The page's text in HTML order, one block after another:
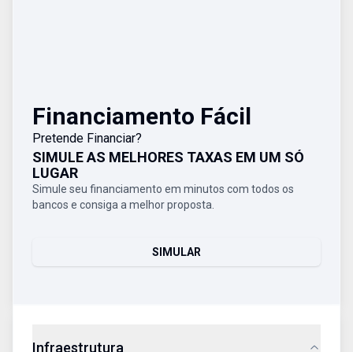
Financiamento Fácil
Pretende Financiar?
SIMULE AS MELHORES TAXAS EM UM SÓ
LUGAR
Simule seu financiamento em minutos com todos os
bancos e consiga a melhor proposta.
SIMULAR
Infraestrutura